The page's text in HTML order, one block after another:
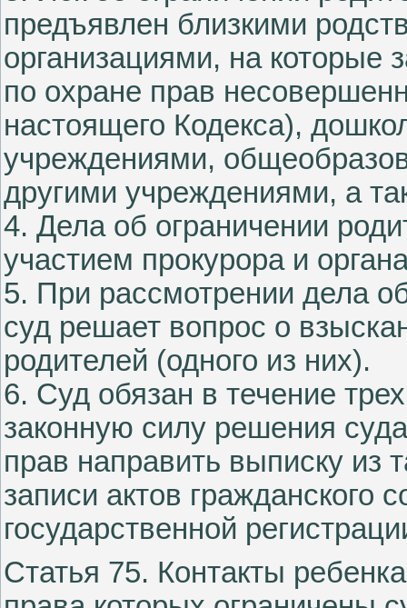
предъявлен близкими
организациями, на которые
по охране прав
настоящего Кодекса),
учреждениями,
другими учреждениями, а
4. Дела об ограничении
участием прокурора и
5. При рассмотрении дела
суд решает вопрос о
родителей (одного из них).
6. Суд обязан в течение
законную силу решения
прав направить выписку из
записи актов гражданского
государственной
Статья 75. Контакты